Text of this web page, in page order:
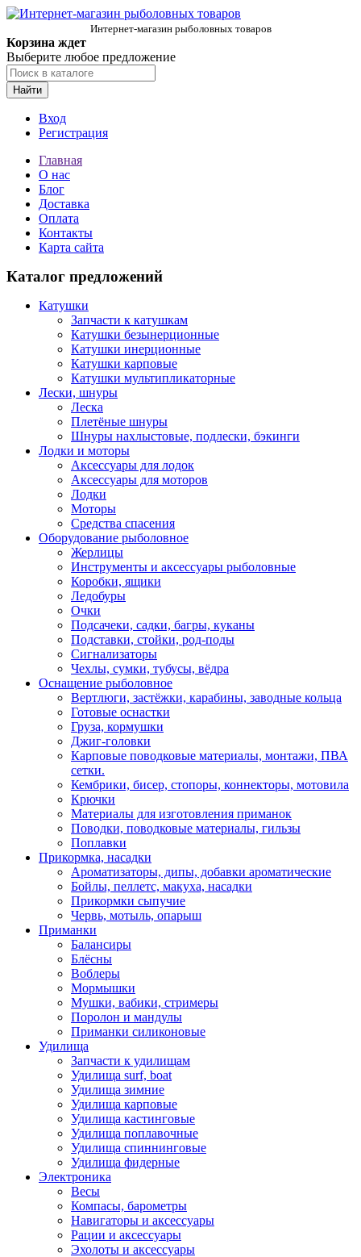
Интернет-магазин рыболовных товаров
Корзина ждет
Выберите любое предложение
Найти
Вход
Регистрация
Главная
О нас
Блог
Доставка
Оплата
Контакты
Карта сайта
Каталог предложений
Катушки
Запчасти к катушкам
Катушки безынерционные
Катушки инерционные
Катушки карповые
Катушки мультипликаторные
Лески, шнуры
Леска
Плетёные шнуры
Шнуры нахлыстовые, подлески, бэкинги
Лодки и моторы
Аксессуары для лодок
Аксессуары для моторов
Лодки
Моторы
Средства спасения
Оборудование рыболовное
Жерлицы
Инструменты и аксессуары рыболовные
Коробки, ящики
Ледобуры
Очки
Подсачеки, садки, багры, куканы
Подставки, стойки, род-поды
Сигнализаторы
Чехлы, сумки, тубусы, вёдра
Оснащение рыболовное
Вертлюги, застёжки, карабины, заводные кольца
Готовые оснастки
Груза, кормушки
Джиг-головки
Карповые поводковые материалы, монтажи, ПВА
сетки.
Кембрики, бисер, стопоры, коннекторы, мотовила
Крючки
Материалы для изготовления приманок
Поводки, поводковые материалы, гильзы
Поплавки
Прикормка, насадки
Ароматизаторы, дипы, добавки ароматические
Бойлы, пеллетс, макуха, насадки
Прикормки сыпучие
Червь, мотыль, опарыш
Приманки
Балансиры
Блёсны
Воблеры
Мормышки
Мушки, вабики, стримеры
Поролон и мандулы
Приманки силиконовые
Удилища
Запчасти к удилищам
Удилища surf, boat
Удилища зимние
Удилища карповые
Удилища кастинговые
Удилища поплавочные
Удилища спиннинговые
Удилища фидерные
Электроника
Весы
Компасы, барометры
Навигаторы и аксессуары
Рации и аксессуары
Эхолоты и аксессуары